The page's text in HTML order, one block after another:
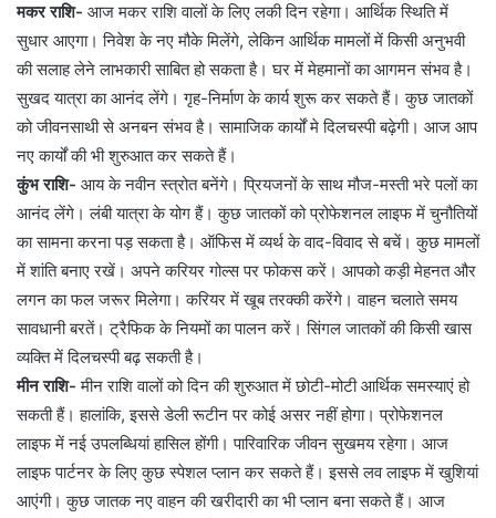
मकर राशि- आज मकर राशि वालों के लिए लकी दिन रहेगा। आर्थिक स्थिति में
सुधार आएगा। निवेश के नए मौके मिलेंगे, लेकिन आर्थिक मामलों में किसी अनुभवी
की सलाह लेने लाभकारी साबित हो सकता है। घर में मेहमानों का आगमन संभव है।
सुखद यात्रा का आनंद लेंगे। गृह-निर्माण के कार्य शुरू कर सकते हैं। कुछ जातकों
को जीवनसाथी से अनबन संभव है। सामाजिक कार्यों मे दिलचस्पी बढ़ेगी। आज आप
नए कार्यों की भी शुरुआत कर सकते हैं।
कुंभ राशि- आय के नवीन स्त्रोत बनेंगे। प्रियजनों के साथ मौज-मस्ती भरे पलों का
आनंद लेंगे। लंबी यात्रा के योग हैं। कुछ जातकों को प्रोफेशनल लाइफ में चुनौतियों
का सामना करना पड़ सकता है। ऑफिस में व्यर्थ के वाद-विवाद से बचें। कुछ मामलों
में शांति बनाए रखें। अपने करियर गोल्स पर फोकस करें। आपको कड़ी मेहनत और
लगन का फल जरूर मिलेगा। करियर में खूब तरक्की करेंगे। वाहन चलाते समय
सावधानी बरतें। ट्रैफिक के नियमों का पालन करें। सिंगल जातकों की किसी खास
व्यक्ति में दिलचस्पी बढ़ सकती है।
मीन राशि-मीन राशि वालों को दिन की शुरुआत में छोटी-मोटी आर्थिक समस्याएं हो
सकती हैं। हालांकि, इससे डेली रूटीन पर कोई असर नहीं होगा। प्रोफेशनल
लाइफ में नई उपलब्धियां हासिल होंगी। पारिवारिक जीवन सुखमय रहेगा। आज
लाइफ पार्टनर के लिए कुछ स्पेशल प्लान कर सकते हैं। इससे लव लाइफ में खुशियां
आएंगी। कुछ जातक नए वाहन की खरीदारी का भी प्लान बना सकते हैं। आज